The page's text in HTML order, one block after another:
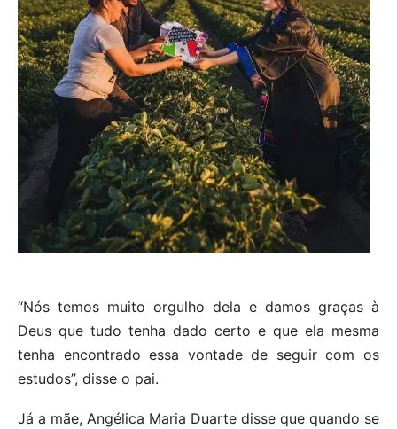
“Nós temos muito orgulho dela e damos graças à
Deus que tudo tenha dado certo e que ela mesma
tenha encontrado essa vontade de seguir com os
estudos”, disse o pai.
Já a mãe, Angélica Maria Duarte disse que quando se